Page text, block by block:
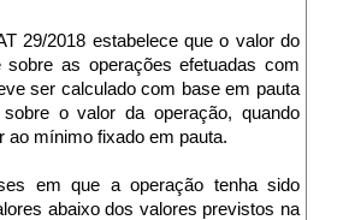
29/2018 estabelece que o valor do
sobre as operações efetuadas com
ser calculado com base em pauta
o valor da operação, quando
ao mínimo fixado em pauta.
em que a operação tenha sido
abaixo dos valores previstos na